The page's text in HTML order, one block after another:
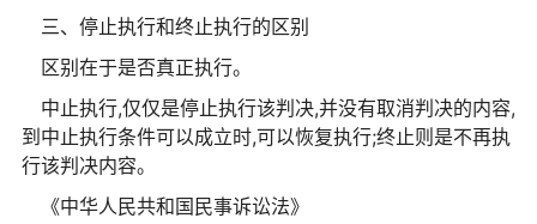
三、停止执行和终止执行的区别
区别在于是否真正执行。
中止执行,仅仅是停止执行该判决,并没有取消判决的内容,
到中止执行条件可以成立时,可以恢复执行;终止则是不再执
行该判决内容。
《中华人民共和国民事诉讼法》